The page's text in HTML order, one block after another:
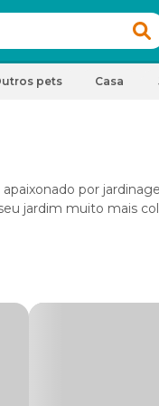
pets Casa
por
jardim muito mais
adubos e